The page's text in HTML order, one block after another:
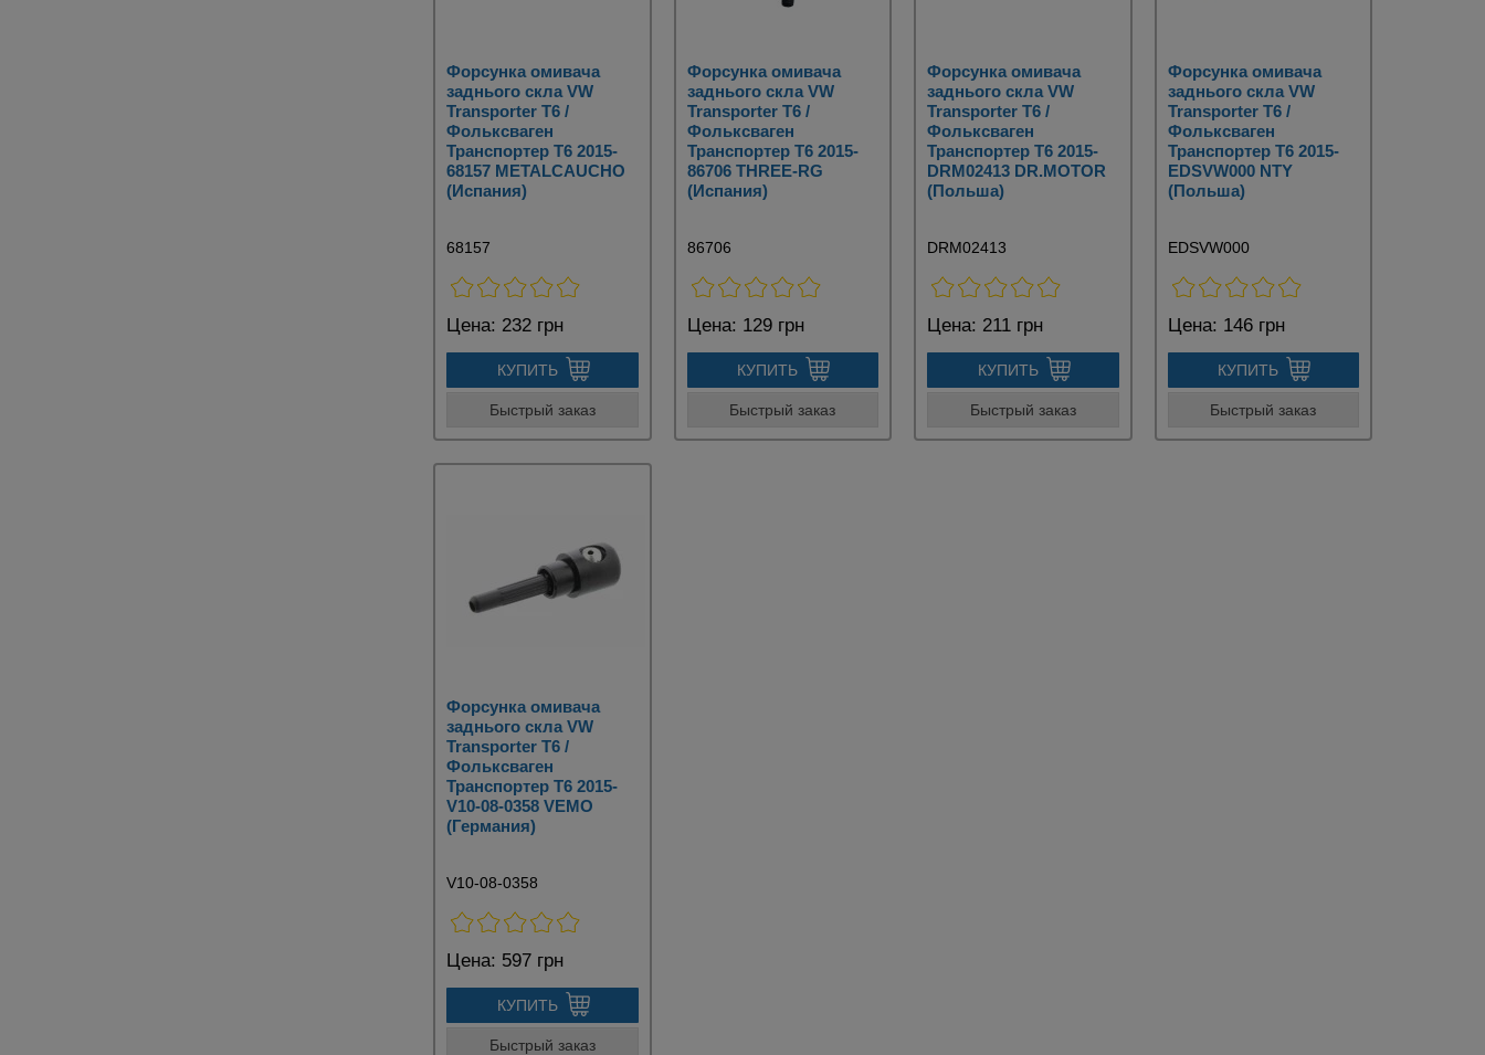
Форсунка омивача
заднього скла VW
Transporter T6 /
Фольксваген
Транспортер Т6 2015-
68157 METALCAUCHO
(Испания)
68157
Цена: 232 грн
КУПИТЬ
Быстрый заказ
Форсунка омивача
заднього скла VW
Transporter T6 /
Фольксваген
Транспортер Т6 2015-
86706 THREE-RG
(Испания)
86706
Цена: 129 грн
КУПИТЬ
Быстрый заказ
Форсунка омивача
заднього скла VW
Transporter T6 /
Фольксваген
Транспортер Т6 2015-
DRM02413 DR.MOTOR
(Польша)
DRM02413
Цена: 211 грн
КУПИТЬ
Быстрый заказ
Форсунка омивача
заднього скла VW
Transporter T6 /
Фольксваген
Транспортер Т6 2015-
EDSVW000 NTY
(Польша)
EDSVW000
Цена: 146 грн
КУПИТЬ
Быстрый заказ
Форсунка омивача
заднього скла VW
Transporter T6 /
Фольксваген
Транспортер Т6 2015-
V10-08-0358 VEMO
(Германия)
V10-08-0358
Цена: 597 грн
КУПИТЬ
Быстрый заказ